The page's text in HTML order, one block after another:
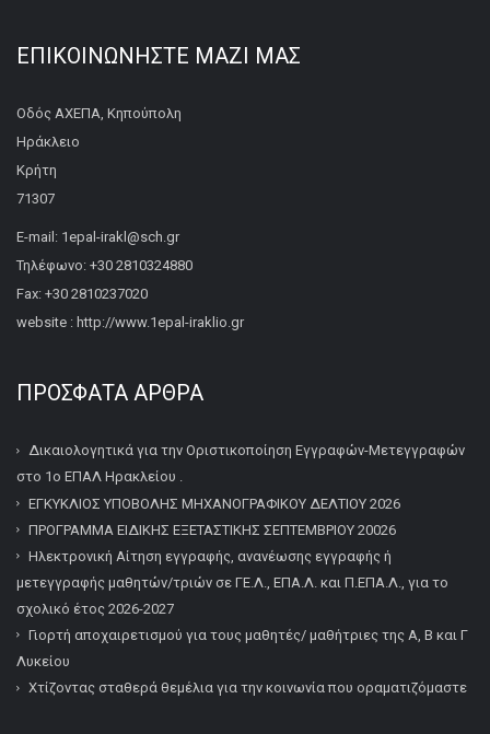
ΕΠΙΚΟΙΝΩΝΉΣΤΕ ΜΑΖΊ ΜΑΣ
Οδός ΑΧΕΠΑ, Κηπούπολη
Ηράκλειο
Κρήτη
71307
E-mail: 1epal-irakl@sch.gr
Τηλέφωνο: +30 2810324880
Fax: +30 2810237020
website : http://www.1epal-iraklio.gr
ΠΡΌΣΦΑΤΑ ΆΡΘΡΑ
Δικαιολογητικά για την Οριστικοποίηση Εγγραφών-Μετεγγραφών
στο 1ο ΕΠΑΛ Ηρακλείου .
ΕΓΚΥΚΛΙΟΣ ΥΠΟΒΟΛΗΣ ΜΗΧΑΝΟΓΡΑΦΙΚΟΥ ΔΕΛΤΙΟΥ 2026
ΠΡΟΓΡΑΜΜΑ ΕΙΔΙΚΗΣ ΕΞΕΤΑΣΤΙΚΗΣ ΣΕΠΤΕΜΒΡΙΟΥ 20026
Ηλεκτρονική Αίτηση εγγραφής, ανανέωσης εγγραφής ή
μετεγγραφής μαθητών/τριών σε ΓΕ.Λ., ΕΠΑ.Λ. και Π.ΕΠΑ.Λ., για το
σχολικό έτος 2026-2027
Γιορτή αποχαιρετισμού για τους μαθητές/ μαθήτριες της Α, Β και Γ
Λυκείου
Χτίζοντας σταθερά θεμέλια για την κοινωνία που οραματιζόμαστε